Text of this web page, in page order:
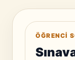
ÖĞRENCI